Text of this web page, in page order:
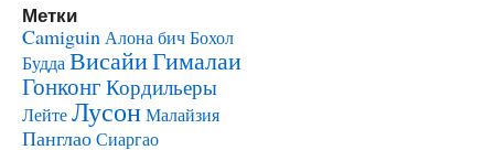
Метки
Camiguin Алона бичБохол
Будда ВисайиГималаи
ГонконгКордильеры
ЛейтеЛусонМалайзия
ПанглаоСиаргао